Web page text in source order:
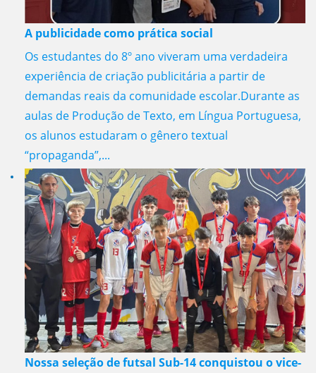
A publicidade como prática social
Os estudantes do 8º ano viveram uma verdadeira
experiência de criação publicitária a partir de
demandas reais da comunidade escolar.Durante as
aulas de Produção de Texto, em Língua Portuguesa,
os alunos estudaram o gênero textual
“propaganda”,...
Nossa seleção de futsal Sub-14 conquistou o vice-